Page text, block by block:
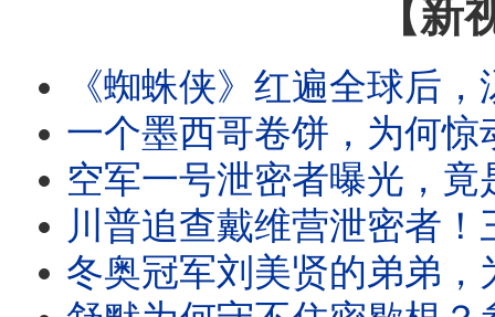
【新
《蜘蛛侠》红遍全球后，汤姆·霍兰德为何只想“消失”？与赞达亚相爱十
一个墨西哥卷饼，为何惊动万斯？亨特哭诉拜登病情。格雷厄姆
空军一号泄密者曝光，竟是前空军部长！马姆达尼私下究竟什么样？《
川普追查戴维营泄密者！三种说法互相矛盾？白宫突然换路，
冬奥冠军刘美贤的弟弟，为何突然称霸加州女子体育？川普演讲救孩子，一个